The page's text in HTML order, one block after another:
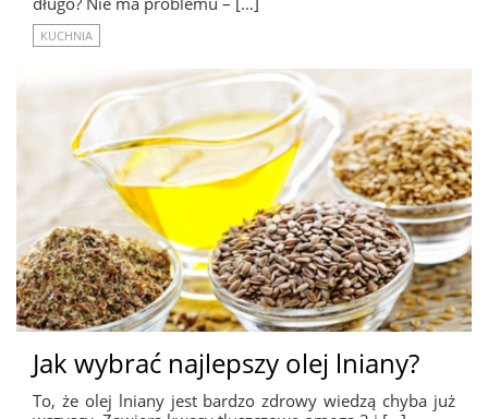
KUCHNIA
Jak wybrać najlepszy olej lniany?
To, że olej lniany jest bardzo zdrowy wiedzą chyba już